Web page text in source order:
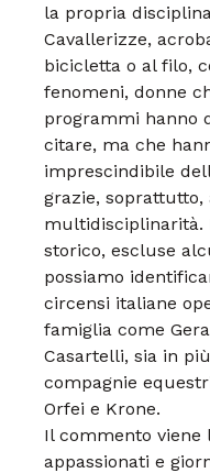
la propria
Cavallerizze,
bicicletta o al filo,
fenomeni, donne
programmi hanno
citare, ma che
imprescindibile
grazie, soprattutto,
multidisciplinarità.
storico, escluse
possiamo
circensi italiane
famiglia come
Casartelli, sia in
compagnie
Orfei e Krone.
Il commento viene
appassionati e